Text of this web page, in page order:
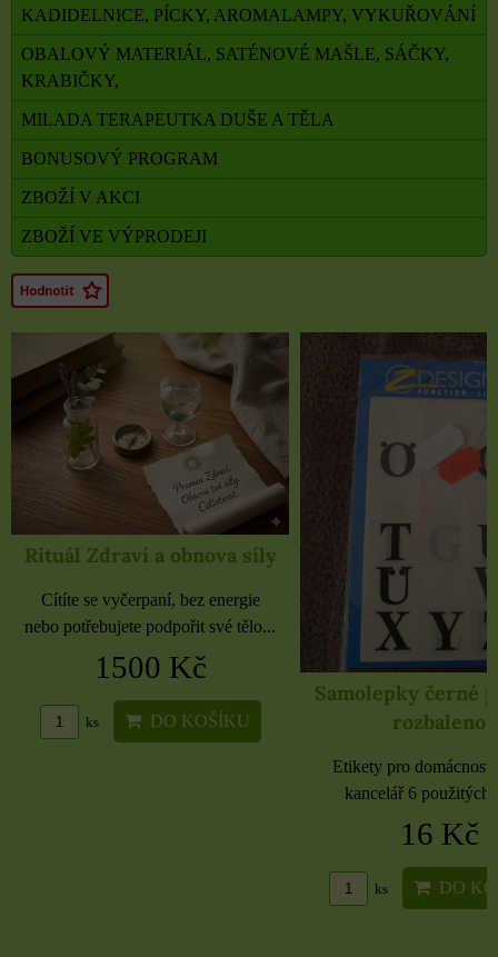
KADIDELNICE, PÍCKY, AROMALAMPY, VYKUŘOVÁNÍ
OBALOVÝ MATERIÁL, SATÉNOVÉ MAŠLE, SÁČKY,
KRABIČKY,
MILADA TERAPEUTKA DUŠE A TĚLA
BONUSOVÝ PROGRAM
ZBOŽÍ V AKCI
ZBOŽÍ VE VÝPRODEJI
Rituál Zdraví a obnova síly
Cítíte se vyčerpaní, bez energie
nebo potřebujete podpořit své tělo...
1500 Kč
ks DO KOŠÍKU
Samolepky černé
rozbaleno
Etikety pro
kancelář 6 použitých
16 Kč
ks DO